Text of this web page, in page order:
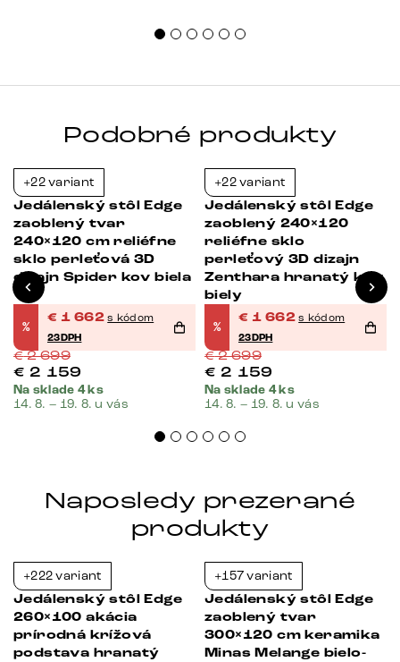
Podobné produkty
+22 variant
Jedálenský stôl Edge
zaoblený tvar
240×120 cm reliéfne
sklo perleťová 3D
dizajn Spider kov biela
%
€ 1 662 s kódom
23DPH
€2 699
€ 2 159
Na sklade 4 ks
14. 8. – 19. 8. u vás
+22 variant
Jedálenský stôl Edge
zaoblený 240×120
reliéfne sklo
perleťový 3D dizajn
Zenthara hranatý kov
biely
%
€ 1 662 s kódom
23DPH
€2 699
€ 2 159
Na sklade 4 ks
14. 8. – 19. 8. u vás
Naposledy prezerané
produkty
+222 variant
Jedálenský stôl Edge
260×100 akácia
prírodná krížová
podstava hranatý
+157 variant
Jedálenský stôl Edge
zaoblený tvar
300×120 cm keramika
Minas Melange bielo-